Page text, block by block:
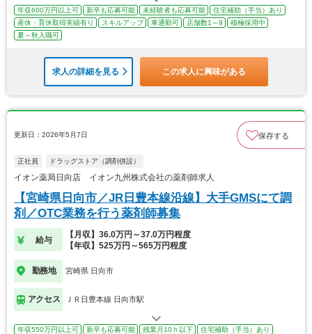
年収600万円以上可 新卒も応募可能 未経験者も応募可能
住宅補助（手当）あり
産休・育休取得実績有り
スキルアップ 車通勤可 店舗数1～9
積極採用中
夏～秋入職可
求人の詳細を見る この求人に興味がある
更新日：2026年5月7日 保存する
正社員 ドラッグストア（調剤併設）
イオン薬局日向店 イオン九州株式会社の薬剤師求人
【宮崎県日向市／JR日豊本線沿線】大手GMSにて調
剤／OTC業務を行う薬剤師募集
給与
【月収】36.0万円～37.0万円程度
【年収】525万円～565万円程度
勤務地 宮崎県 日向市
アクセス ＪＲ日豊本線 日向市駅
年収550万円以上可 新卒も応募可能 残業月10ｈ以下
住宅補助（手当）あり